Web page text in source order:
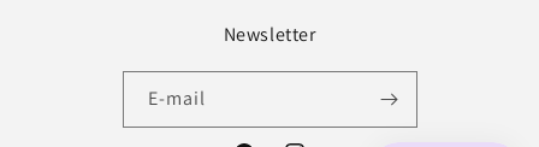
Newsletter
E-mail